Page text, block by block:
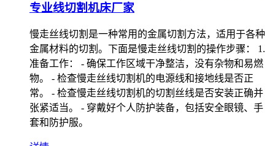
专业线切割机床厂家
慢走丝线切割是一种常用的金属切割方法，适用于各种
金属材料的切割。下面是慢走丝线切割的操作步骤： 1.
准备工作： - 确保工作区域干净整洁，没有杂物和易燃
物。 - 检查慢走丝线切割机的电源线和接地线是否正
常。 - 检查慢走丝线切割机的切割丝线是否安装正确并
张紧适当。 - 穿戴好个人防护装备，包括安全眼镜、手
套和防护服。